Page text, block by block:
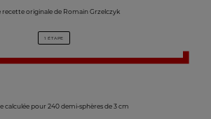
recette originale de Romain Grzelczyk
1 ÉTAPE
calculée pour 240 demi-sphères de 3 cm